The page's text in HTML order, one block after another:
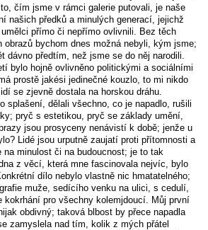
čím jsme v rámci galerie putovali, je naše
našich předků a minulých generací, jejichž
přímo či nepřímo ovlivnili. Bez těch
obrazů bychom dnes možná nebyli, kým jsme;
dávno předtím, než jsme se do něj narodili.
bylo hojně ovlivněno politickými a sociálními
prostě jakési jedinečné kouzlo, to mi nikdo
se zjevně dostala na horskou dráhu.
splašení, dělali všechno, co je napadlo, rušili
pryč s estetikou, pryč se základy umění,
jsou prosyceny nenávistí k době; jenže u
Lidé jsou urputně zaujatí proti přítomnosti a
na minulost či na budoucnost; je to tak
z věcí, která mne fascinovala nejvíc, bylo
dílo nebylo vlastně nic hmatatelného;
muže, sedícího venku na ulici, s cedulí,
pro všechny kolemjdoucí. Můj první
obdivný; taková blbost by přece napadla
zamyslela nad tím, kolik z mých přátel